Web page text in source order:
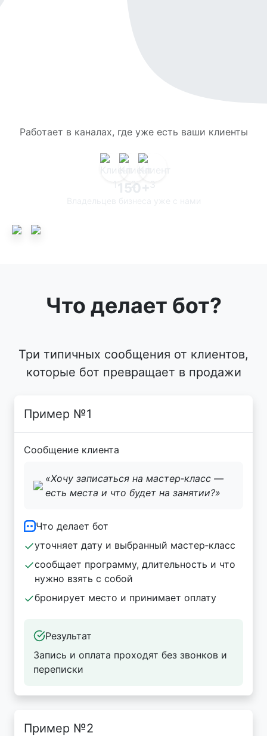
Работает в каналах, где уже есть ваши клиенты
150+
Что делает бот?
Три типичных сообщения от клиентов,
которые бот превращает в продажи
Пример №1
Сообщение клиента
«Хочу записаться на мастер‑класс —
есть места и что будет на занятии?»
Что делает бот
уточняет дату и выбранный мастер‑класс
сообщает программу, длительность и что
нужно взять с собой
бронирует место и принимает оплату
Результат
Запись и оплата проходят без звонков и
переписки
Пример №2